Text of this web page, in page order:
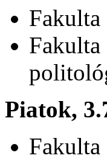
Piatok,